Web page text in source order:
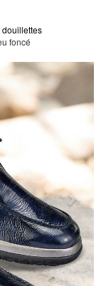
foncé